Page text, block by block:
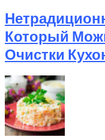
Который
Очистки